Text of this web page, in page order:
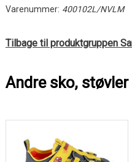
Varenummer: 400102L/NVLM
Tilbage til produktgruppen
Andre sko,